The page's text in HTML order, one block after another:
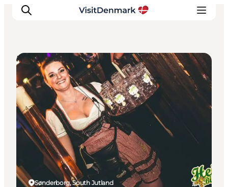
Inspiration
Resmål
Aktiviteter
Övernatta
Planera resan
Sønderborg, South Jutland
Nightlife and Clubs